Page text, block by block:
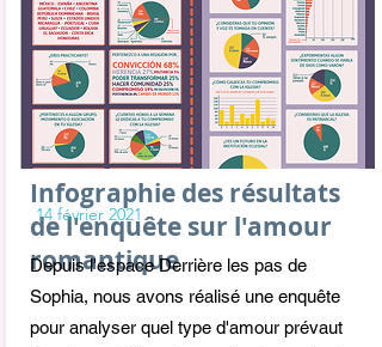
Infographie des résultats
de l'enquête sur l'amour
romantique
Depuis l'espace Derrière les pas de
Sophia, nous avons réalisé une enquête
pour analyser quel type d'amour prévaut
14 février 2021